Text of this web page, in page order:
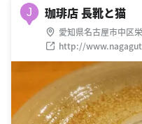
J 珈琲店 長靴と猫
愛知県名古屋市中区
http://